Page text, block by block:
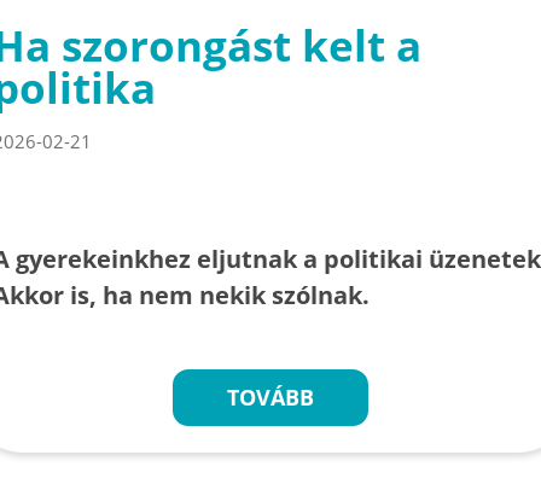
szorongást kelt a
02-21
gyerekeinkhez eljutnak a politikai
is, ha nem nekik szólnak.
TOVÁBB